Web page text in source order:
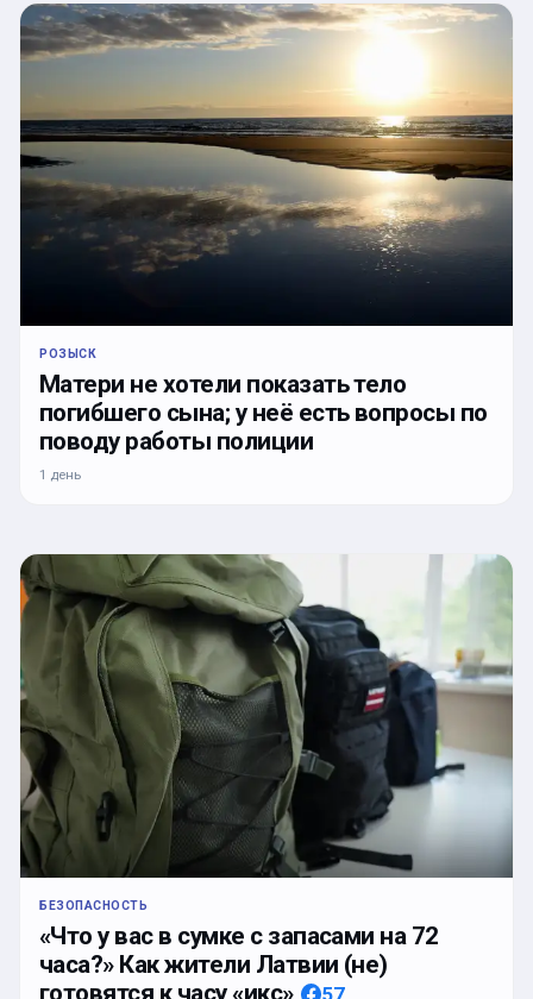
РОЗЫСК
Матери не хотели показать тело
погибшего сына; у неё есть вопросы по
поводу работы полиции
1 день
БЕЗОПАСНОСТЬ
«Что у вас в сумке с запасами на 72
часа?» Как жители Латвии (не)
готовятся к часу «икс»